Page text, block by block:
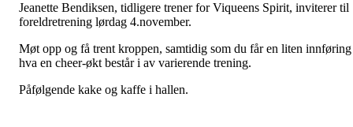
Jeanette Bendiksen, tidligere trener for Viqueens Spirit, inviterer til
foreldretrening lørdag 4.november.
Møt opp og få trent kroppen, samtidig som du får en liten
hva en cheer-økt består i av varierende trening.
Påfølgende kake og kaffe i hallen.